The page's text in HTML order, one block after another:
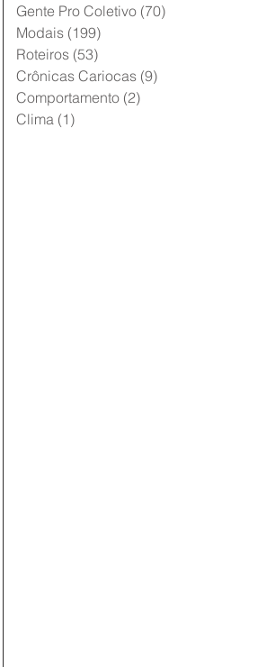
Gente Pro Coletivo (70)
Modais (199)
Roteiros (53)
Crônicas Cariocas (9)
Comportamento (2)
Clima (1)